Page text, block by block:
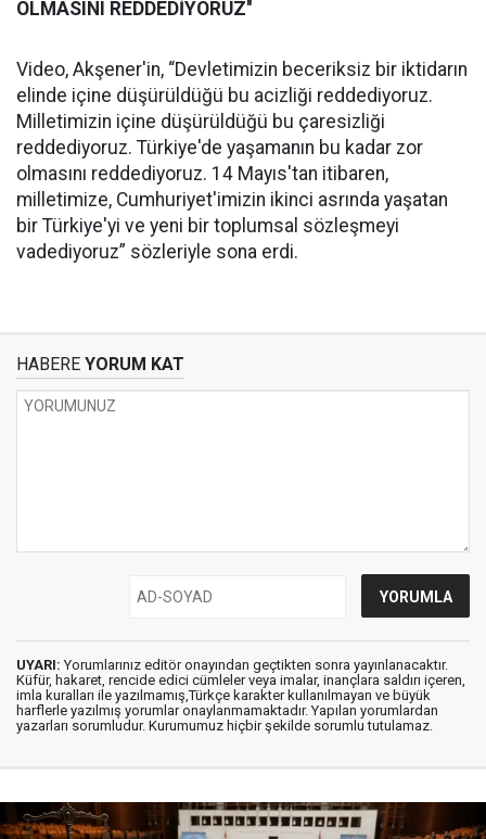
OLMASINI REDDEDİYORUZ''
Video, Akşener'in, “Devletimizin beceriksiz bir iktidarın
elinde içine düşürüldüğü bu acizliği reddediyoruz.
Milletimizin içine düşürüldüğü bu çaresizliği
reddediyoruz. Türkiye'de yaşamanın bu kadar zor
olmasını reddediyoruz. 14 Mayıs'tan itibaren,
milletimize, Cumhuriyet'imizin ikinci asrında yaşatan
bir Türkiye'yi ve yeni bir toplumsal sözleşmeyi
vadediyoruz” sözleriyle sona erdi.
HABERE YORUM KAT
UYARI: Yorumlarınız editör onayından geçtikten sonra yayınlanacaktır.
Küfür, hakaret, rencide edici cümleler veya imalar, inançlara saldırı içeren,
imla kuralları ile yazılmamış,Türkçe karakter kullanılmayan ve büyük
harflerle yazılmış yorumlar onaylanmamaktadır. Yapılan yorumlardan
yazarları sorumludur. Kurumumuz hiçbir şekilde sorumlu tutulamaz.